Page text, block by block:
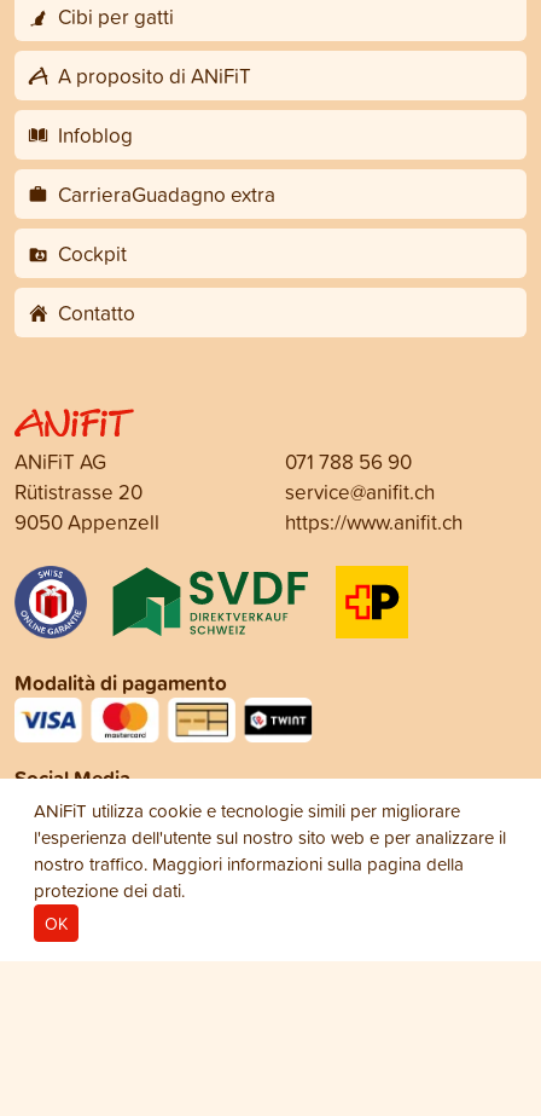
Cibi per gatti
A proposito di ANiFiT
Infoblog
CarrieraGuadagno extra
Cockpit
Contatto
ANiFiT AG
Rütistrasse 20
9050 Appenzell
071 788 56 90
service@anifit.ch
https://www.anifit.ch
Modalità di pagamento
Social Media
Note legali
generali di vendita (CGV)
ANiFiT AG
ANiFiT utilizza cookie e tecnologie simili per migliorare
l'esperienza dell'utente sul nostro sito web e per analizzare il
nostro traffico. Maggiori informazioni sulla pagina della
protezione dei dati.
OK